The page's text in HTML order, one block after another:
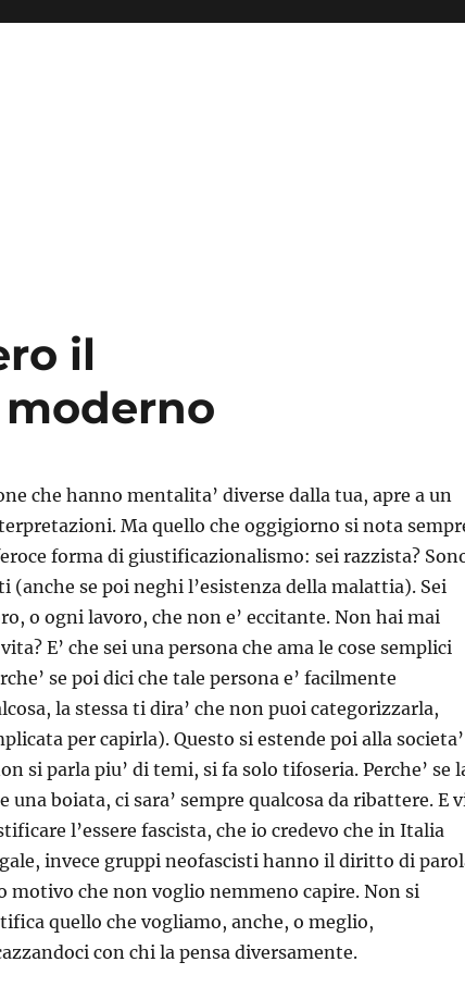
il
che hanno mentalita’ diverse dalla tua, apre a un
Ma quello che oggigiorno si nota
forma di giustificazionalismo: sei razzista?
(anche se poi neghi l’esistenza della malattia). Sei
o ogni lavoro, che non e’ eccitante. Non hai mai
E’ che sei una persona che ama le cose semplici
se poi dici che tale persona e’ facilmente
la stessa ti dira’ che non puoi categorizzarla,
per capirla). Questo si estende poi alla societa’
si parla piu’ di temi, si fa solo tifoseria. Perche’ se
una boiata, ci sara’ sempre qualcosa da ribattere. E
l’essere fascista, che io credevo che in Italia
invece gruppi neofascisti hanno il diritto di
motivo che non voglio nemmeno capire. Non si
quello che vogliamo, anche, o meglio,
con chi la pensa diversamente.